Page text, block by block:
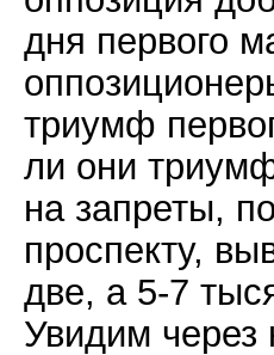
дня первого
триумф
ли они
на запреты,
проспекту,
две, а 5-7
Увидим через